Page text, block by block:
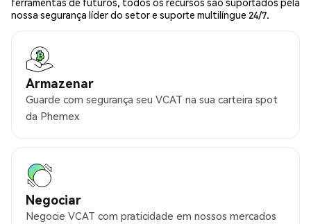
nossa segurança líder do setor e suporte multilíngue 24/7.
Armazenar
Guarde com segurança seu VCAT na sua carteira spot
da Phemex
Negociar
Negocie VCAT com praticidade em nossos mercados